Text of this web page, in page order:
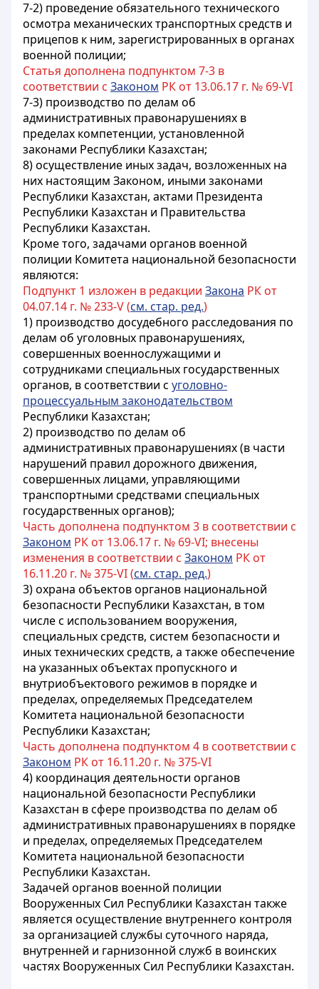
7-2) проведение обязательного технического
осмотра механических транспортных средств и
прицепов к ним, зарегистрированных в органах
военной полиции;
Статья дополнена подпунктом 7-3 в
соответствии с Законом РК от 13.06.17 г. № 69-VI
7-3) производство по делам об
административных правонарушениях в
пределах компетенции, установленной
законами Республики Казахстан;
8) осуществление иных задач, возложенных на
них настоящим Законом, иными законами
Республики Казахстан, актами Президента
Республики Казахстан и Правительства
Республики Казахстан.
Кроме того, задачами органов военной
полиции Комитета национальной безопасности
являются:
Подпункт 1 изложен в редакции Закона РК от
04.07.14 г. № 233-V (см. стар. ред.)
1) производство досудебного расследования по
делам об уголовных правонарушениях,
совершенных военнослужащими и
сотрудниками специальных государственных
органов, в соответствии с уголовно-
процессуальным законодательством
Республики Казахстан;
2) производство по делам об
административных правонарушениях (в части
нарушений правил дорожного движения,
совершенных лицами, управляющими
транспортными средствами специальных
государственных органов);
Часть дополнена подпунктом 3 в соответствии с
Законом РК от 13.06.17 г. № 69-VI; внесены
изменения в соответствии с Законом РК от
16.11.20 г. № 375-VI (см. стар. ред.)
3) охрана объектов органов национальной
безопасности Республики Казахстан, в том
числе с использованием вооружения,
специальных средств, систем безопасности и
иных технических средств, а также обеспечение
на указанных объектах пропускного и
внутриобъектового режимов в порядке и
пределах, определяемых Председателем
Комитета национальной безопасности
Республики Казахстан;
Часть дополнена подпунктом 4 в соответствии с
Законом РК от 16.11.20 г. № 375-VI
4) координация деятельности органов
национальной безопасности Республики
Казахстан в сфере производства по делам об
административных правонарушениях в порядке
и пределах, определяемых Председателем
Комитета национальной безопасности
Республики Казахстан.
Задачей органов военной полиции
Вооруженных Сил Республики Казахстан также
является осуществление внутреннего контроля
за организацией службы суточного наряда,
внутренней и гарнизонной служб в воинских
частях Вооруженных Сил Республики Казахстан.